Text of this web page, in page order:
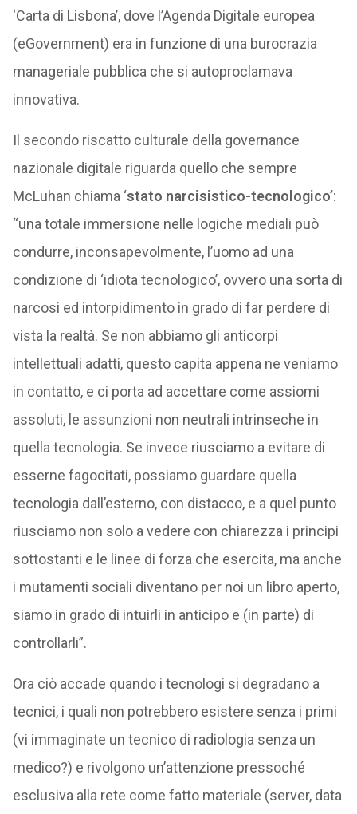
‘Carta di Lisbona’, dove l’Agenda Digitale europea
(eGovernment) era in funzione di una burocrazia
manageriale pubblica che si autoproclamava
innovativa.
Il secondo riscatto culturale della governance
nazionale digitale riguarda quello che sempre
McLuhan chiama ‘stato narcisistico-tecnologico’:
“una totale immersione nelle logiche mediali può
condurre, inconsapevolmente, l’uomo ad una
condizione di ‘idiota tecnologico’, ovvero una sorta di
narcosi ed intorpidimento in grado di far perdere di
vista la realtà. Se non abbiamo gli anticorpi
intellettuali adatti, questo capita appena ne veniamo
in contatto, e ci porta ad accettare come assiomi
assoluti, le assunzioni non neutrali intrinseche in
quella tecnologia. Se invece riusciamo a evitare di
esserne fagocitati, possiamo guardare quella
tecnologia dall’esterno, con distacco, e a quel punto
riusciamo non solo a vedere con chiarezza i principi
sottostanti e le linee di forza che esercita, ma anche
i mutamenti sociali diventano per noi un libro aperto,
siamo in grado di intuirli in anticipo e (in parte) di
controllarli”.
Ora ciò accade quando i tecnologi si degradano a
tecnici, i quali non potrebbero esistere senza i primi
(vi immaginate un tecnico di radiologia senza un
medico?) e rivolgono un’attenzione pressoché
esclusiva alla rete come fatto materiale (server, data